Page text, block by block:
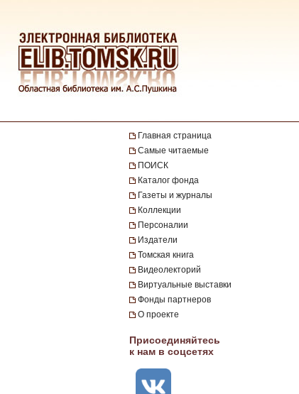
Главная страница
Самые читаемые
ПОИСК
Каталог фонда
Газеты и журналы
Коллекции
Персоналии
Издатели
Томская книга
Видеолекторий
Виртуальные выставки
Фонды партнеров
О проекте
Присоединяйтесь
к нам в соцсетях